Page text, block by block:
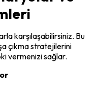
karşılaşabilirsiniz. Bu
çıkma stratejilerini
vermenizi sağlar.